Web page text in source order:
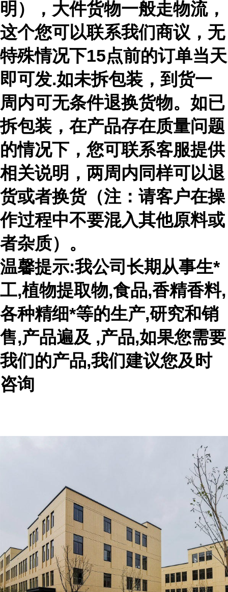
明），大件货物一般走物流，
这个您可以联系我们商议，无
特殊情况下15点前的订单当天
即可发.如未拆包装，到货一
周内可无条件退换货物。如已
拆包装，在产品存在质量问题
的情况下，您可联系客服提供
相关说明，两周内同样可以退
货或者换货（注：请客户在操
作过程中不要混入其他原料或
者杂质）。
温馨提示:我公司长期从事生*
工,植物提取物,食品,香精香料,
各种精细*等的生产,研究和销
售,产品遍及 ,产品,如果您需要
我们的产品,我们建议您及时
咨询